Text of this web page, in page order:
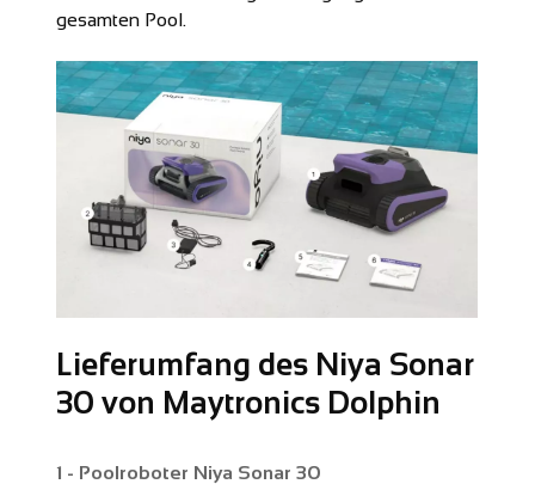
gesamten Pool.
Lieferumfang des Niya Sonar
30 von Maytronics Dolphin
1 - Poolroboter Niya Sonar 30